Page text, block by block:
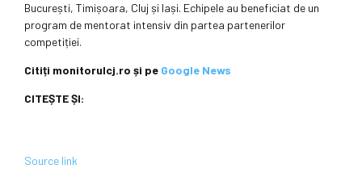
București, Timișoara, Cluj și Iași. Echipele au beneficiat de un
program de mentorat intensiv din partea partenerilor
competiției.
Citiți monitorulcj.ro și pe Google News
CITEȘTE ȘI:
Source link